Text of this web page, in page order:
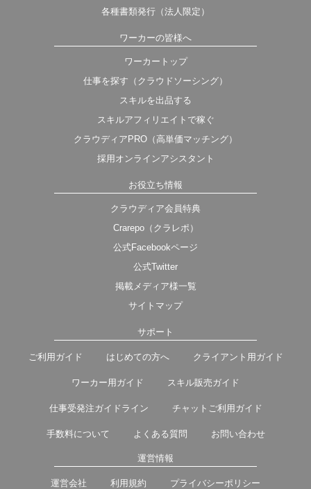
各種書類発行（法人限定）
ワーカーの皆様へ
ワーカートップ
仕事を探す（クラウドソーシング）
スキルを出品する
スキルアフィリエイトで稼ぐ
クラウディアPRO（高単価マッチング）
採用オンラインアシスタント
お役立ち情報
クラウディア会員特典
Crarepo（クラレポ）
公式Facebookページ
公式Twitter
掲載メディア様一覧
サイトマップ
サポート
ご利用ガイド はじめての方へ クライアント用ガイド
ワーカー用ガイド スキル販売ガイド
仕事受発注ガイドライン チャットご利用ガイド
手数料について よくある質問 お問い合わせ
運営情報
運営会社 利用規約 プライバシーポリシー